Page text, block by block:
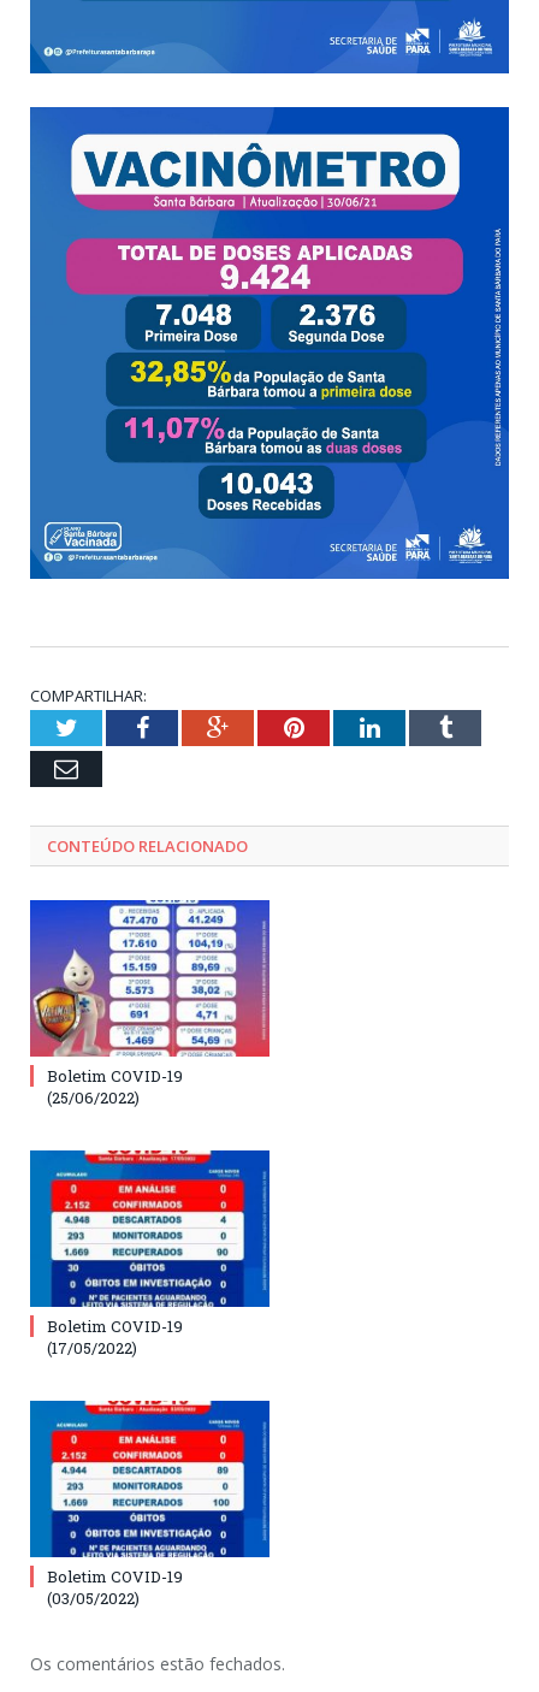
COMPARTILHAR:
TwitterFacebookGoogle+PinterestLinkedInTumblr
Email
CONTEÚDO RELACIONADO
Boletim COVID-19
(25/06/2022)
Boletim COVID-19
(17/05/2022)
Boletim COVID-19
(03/05/2022)
Os comentários estão fechados.